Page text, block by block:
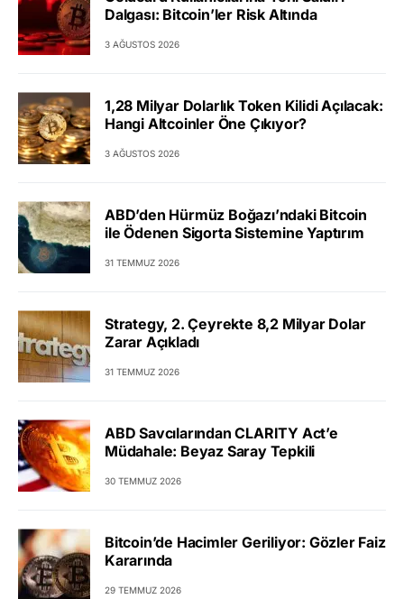
Dalgası: Bitcoin’ler Risk Altında
3 AĞUSTOS 2026
1,28 Milyar Dolarlık Token Kilidi Açılacak:
Hangi Altcoinler Öne Çıkıyor?
3 AĞUSTOS 2026
ABD’den Hürmüz Boğazı’ndaki Bitcoin
ile Ödenen Sigorta Sistemine Yaptırım
31 TEMMUZ 2026
Strategy, 2. Çeyrekte 8,2 Milyar Dolar
Zarar Açıkladı
31 TEMMUZ 2026
ABD Savcılarından CLARITY Act’e
Müdahale: Beyaz Saray Tepkili
30 TEMMUZ 2026
Bitcoin’de Hacimler Geriliyor: Gözler Faiz
Kararında
29 TEMMUZ 2026